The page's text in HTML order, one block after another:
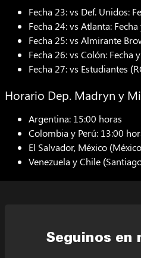
Fecha 23: vs Def. Unidos:
Fecha 24: vs Atlanta:
Fecha 25: vs Almirante
Fecha 26: vs Colón:
Fecha 27: vs Estudiantes
Horario Dep. Madryn y
Argentina: 15:00 horas
Colombia y Perú: 13:00
El Salvador, México
Venezuela y Chile
Seguinos en